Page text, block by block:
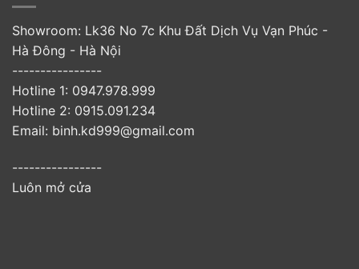
Showroom: Lk36 No 7c Khu Đất Dịch Vụ Vạn Phúc -
Hà Đông - Hà Nội
----------------
Hotline 1: 0947.978.999
Hotline 2: 0915.091.234
Email: binh.kd999@gmail.com
----------------
Luôn mở cửa